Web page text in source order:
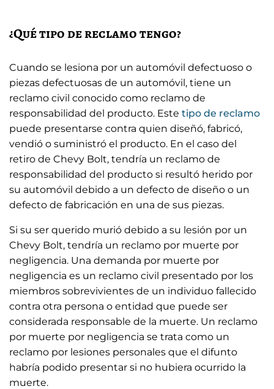
¿Qué tipo de reclamo tengo?
Cuando se lesiona por un automóvil defectuoso o
piezas defectuosas de un automóvil, tiene un
reclamo civil conocido como reclamo de
responsabilidad del producto. Este tipo de reclamo
puede presentarse contra quien diseñó, fabricó,
vendió o suministró el producto. En el caso del
retiro de Chevy Bolt, tendría un reclamo de
responsabilidad del producto si resultó herido por
su automóvil debido a un defecto de diseño o un
defecto de fabricación en una de sus piezas.
Si su ser querido murió debido a su lesión por un
Chevy Bolt, tendría un reclamo por muerte por
negligencia. Una demanda por muerte por
negligencia es un reclamo civil presentado por los
miembros sobrevivientes de un individuo fallecido
contra otra persona o entidad que puede ser
considerada responsable de la muerte. Un reclamo
por muerte por negligencia se trata como un
reclamo por lesiones personales que el difunto
habría podido presentar si no hubiera ocurrido la
muerte.